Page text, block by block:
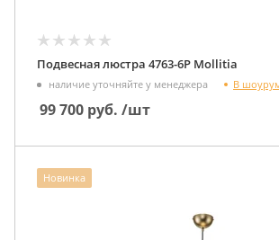
Подвесная люстра 4763-6P Mollitia
наличие уточняйте у менеджера В
99 700 руб. /шт
Новинка